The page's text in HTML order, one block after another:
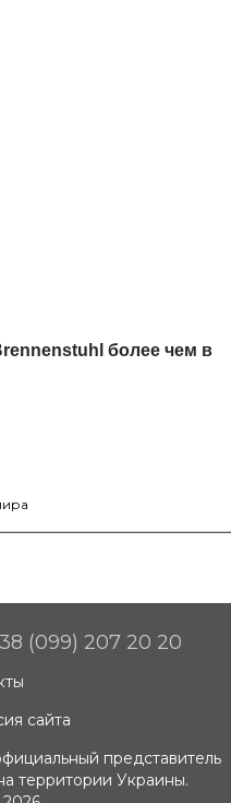
более чем в
(099) 207 20 20
сайта
представитель
территории Украины.